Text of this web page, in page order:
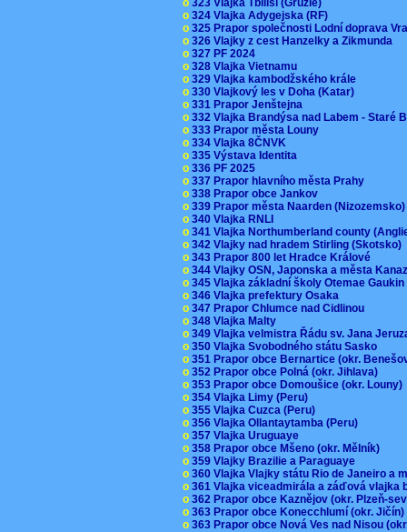
o 324 Vlajka Adygejska (RF)
o 325 Prapor společnosti Lodní doprava
o 326 Vlajky z cest Hanzelky a Zikmunda
o 327 PF 2024
o 328 Vlajka Vietnamu
o 329 Vlajka kambodžského krále
o 330 Vlajkový les v Doha (Katar)
o 331 Prapor Jenštejna
o 332 Vlajka Brandýsa nad Labem - Staré
o 333 Prapor města Louny
o 334 Vlajka 8ČNVK
o 335 Výstava Identita
o 336 PF 2025
o 337 Prapor hlavního města Prahy
o 338 Prapor obce Jankov
o 339 Prapor města Naarden
o 340 Vlajka RNLI
o 341 Vlajka Northumberland county
o 342 Vlajky nad hradem Stirling (Skotsko)
o 343 Prapor 800 let Hradce Králové
o 344 Vlajky OSN, Japonska a města
o 345 Vlajka základní školy Otemae
o 346 Vlajka prefektury Osaka
o 347 Prapor Chlumce nad Cidlinou
o 348 Vlajka Malty
o 349 Vlajka velmistra Řádu sv. Jana
o 350 Vlajka Svobodného státu Sasko
o 351 Prapor obce Bernartice (okr.
o 352 Prapor obce Polná (okr. Jihlava)
o 353 Prapor obce Domoušice (okr. Louny)
o 354 Vlajka Limy (Peru)
o 355 Vlajka Cuzca (Peru)
o 356 Vlajka Ollantaytamba (Peru)
o 357 Vlajka Uruguaye
o 358 Prapor obce Mšeno (okr. Mělník)
o 359 Vlajky Brazilie a Paraguaye
o 360 Vlajka Vlajky státu Rio de Janeiro a
o 361 Vlajka viceadmirála a záďová
o 362 Prapor obce Kaznějov (okr. Plzeň-
o 363 Prapor obce Konecchlumí (okr.
o 363 Prapor obce Nová Ves nad Nisou